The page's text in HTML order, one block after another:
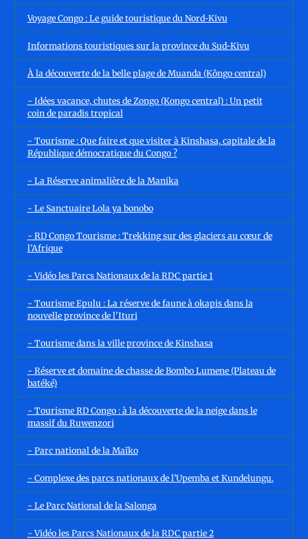
Voyage Congo : Le guide touristique du Nord-Kivu
Informations touristiques sur la province du Sud-Kivu
À la découverte de la belle plage de Muanda (Kôngo central)
- Idées vacance, chutes de Zongo (Kongo central) : Un petit
coin de paradis tropical
- Tourisme : Que faire et que visiter à Kinshasa, capitale de la
République démocratique du Congo ?
- La Réserve animalière de la Manika
- Le Sanctuaire Lola ya bonobo
- RD Congo Tourisme : Trekking sur des glaciers au cœur de
l’Afrique
- Vidéo les Parcs Nationaux de la RDC partie 1
- Tourisme Epulu : La réserve de faune à okapis dans la
nouvelle province de l'Ituri
- Tourisme dans la ville province de Kinshasa
- Réserve et domaine de chasse de Bombo Lumene (Plateau de
batéké)
- Tourisme RD Congo : à la découverte de la neige dans le
massif du Ruwenzori
- Parc national de la Maïko
- Complexe des parcs nationaux de l’Upemba et Kundelungu.
- Le Parc National de la Salonga
- Vidéo les Parcs Nationaux de la RDC partie 2